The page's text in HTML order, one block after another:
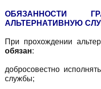
ОБЯЗАННОСТИ
AЛЬТЕРНАТИВНУЮ
При прохождении
обязан:
добросовестно
службы;